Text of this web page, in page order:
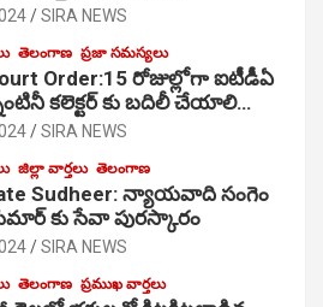
SIRA NEWS
తెలంగాణ ప్రజా సమస్యలు
Order:15 రోజుల్లోగా ఐటీడీఏ
కలెక్టర్ కు బదిలీ చేయాలి…
SIRA NEWS
జిల్లా వార్తలు తెలంగాణ
Sudheer: న్యాయవాది సంగెం
కు సేవా పురస్కారం
SIRA NEWS
తెలంగాణ ప్రముఖ వార్తలు